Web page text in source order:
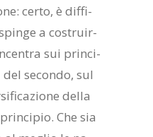
cer­to, è dif­fi­
a co­struir­
sui prin­ci­
se­con­do, sul
del­la
Che sia